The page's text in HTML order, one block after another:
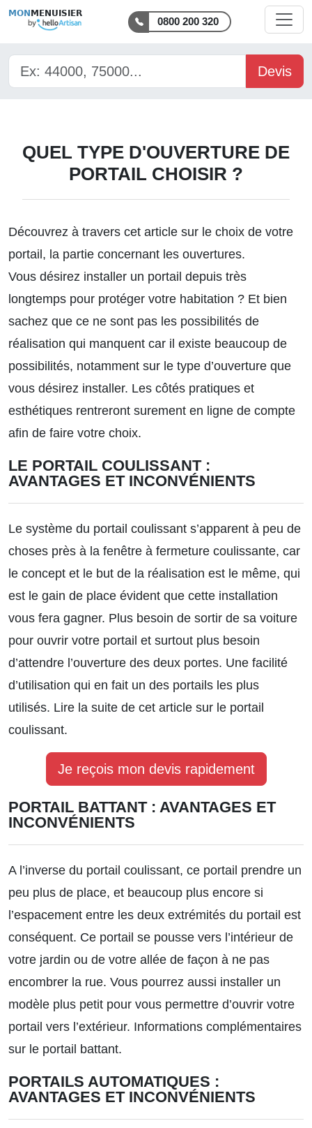
MON MENUISIER
0800 200 320
Devis
QUEL TYPE D'OUVERTURE DE
PORTAIL CHOISIR ?
Découvrez à travers cet article sur le choix de votre
portail , la partie concernant les ouvertures.
Vous désirez installer un portail depuis très
longtemps pour protéger votre habitation ? Et bien
sachez que ce ne sont pas les possibilités de
réalisation qui manquent car il existe beaucoup de
possibilités, notamment sur le type d’ouverture que
vous désirez installer. Les côtés pratiques et
esthétiques rentreront surement en ligne de compte
afin de faire votre choix.
LE PORTAIL COULISSANT :
AVANTAGES ET INCONVÉNIENTS
Le système du portail coulissant s’apparent à peu de
choses près à la fenêtre à fermeture coulissante, car
le concept et le but de la réalisation est le même, qui
est le gain de place évident que cette installation
vous fera gagner. Plus besoin de sortir de sa voiture
pour ouvrir votre portail et surtout plus besoin
d’attendre l’ouverture des deux portes. Une facilité
d’utilisation qui en fait un des portails les plus
utilisés. Lire la suite de cet article sur le portail
coulissant.
Je reçois mon devis rapidement
PORTAIL BATTANT : AVANTAGES ET
INCONVÉNIENTS
A l’inverse du portail coulissant, ce portail prendre un
peu plus de place, et beaucoup plus encore si
l’espacement entre les deux extrémités du portail est
conséquent. Ce portail se pousse vers l’intérieur de
votre jardin ou de votre allée de façon à ne pas
encombrer la rue. Vous pourrez aussi installer un
modèle plus petit pour vous permettre d’ouvrir votre
portail vers l’extérieur. Informations complémentaires
sur le portail battant.
PORTAILS AUTOMATIQUES :
AVANTAGES ET INCONVÉNIENTS